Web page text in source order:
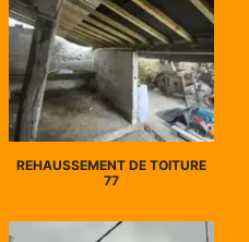
REHAUSSEMENT DE TOITURE
77